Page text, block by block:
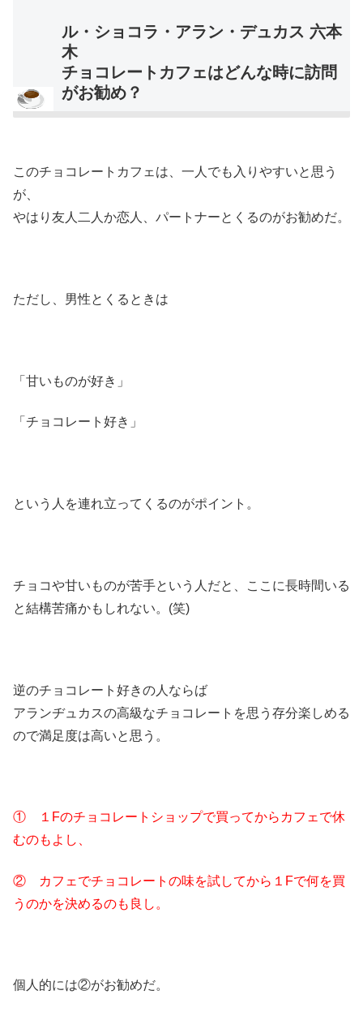
ル・ショコラ・アラン・デュカス 六本
木
チョコレートカフェはどんな時に訪問
がお勧め？
このチョコレートカフェは、一人でも入りやすいと思う
が、
やはり友人二人か恋人、パートナーとくるのがお勧めだ。
ただし、男性とくるときは
「甘いものが好き」
「チョコレート好き」
という人を連れ立ってくるのがポイント。
チョコや甘いものが苦手という人だと、ここに長時間いる
と結構苦痛かもしれない。(笑)
逆のチョコレート好きの人ならば
アランヂュカスの高級なチョコレートを思う存分楽しめる
ので満足度は高いと思う。
① １Fのチョコレートショップで買ってからカフェで休
むのもよし、
② カフェでチョコレートの味を試してから１Fで何を買
うのかを決めるのも良し。
個人的には②がお勧めだ。